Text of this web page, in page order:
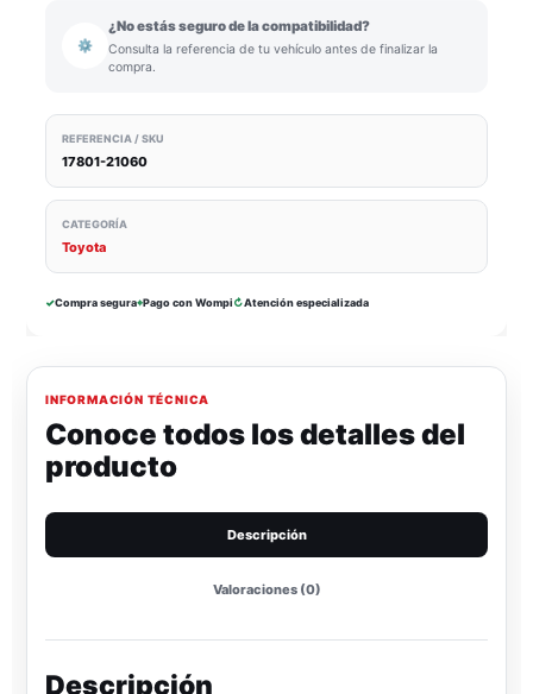
⚙
¿No estás seguro de la compatibilidad?
Consulta la referencia de tu vehículo antes de finalizar la
compra.
REFERENCIA / SKU
17801-21060
CATEGORÍA
Toyota
✓Compra segura⌖Pago con Wompi↻Atención especializada
INFORMACIÓN TÉCNICA
Conoce todos los detalles del
producto
Descripción
Valoraciones (0)
Descripción